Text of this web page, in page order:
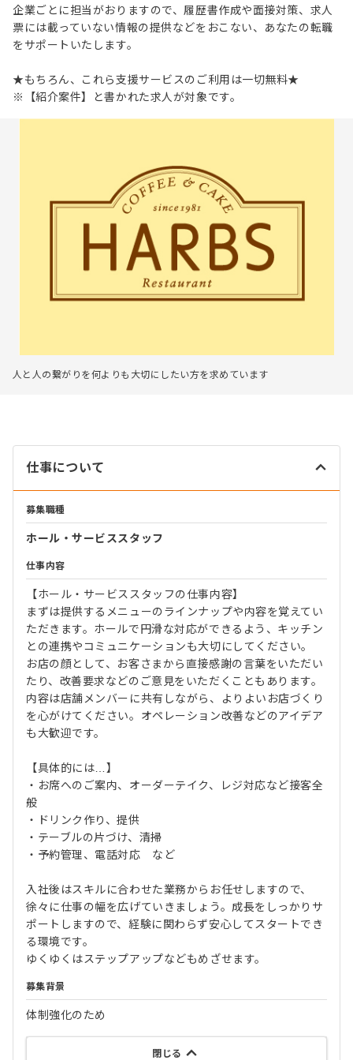
企業ごとに担当がおりますので、履歴書作成や面接対策、求人
票には載っていない情報の提供などをおこない、あなたの転職
をサポートいたします。
★もちろん、これら支援サービスのご利用は一切無料★
※【紹介案件】と書かれた求人が対象です。
人と人の繋がりを何よりも大切にしたい方を求めています
仕事について
募集職種
ホール・サービススタッフ
仕事内容
【ホール・サービススタッフの仕事内容】
まずは提供するメニューのラインナップや内容を覚えてい
ただきます。ホールで円滑な対応ができるよう、キッチン
との連携やコミュニケーションも大切にしてください。
お店の顔として、お客さまから直接感謝の言葉をいただい
たり、改善要求などのご意見をいただくこともあります。
内容は店舗メンバーに共有しながら、よりよいお店づくり
を心がけてください。オペレーション改善などのアイデア
も大歓迎です。
【具体的には…】
・お席へのご案内、オーダーテイク、レジ対応など接客全
般
・ドリンク作り、提供
・テーブルの片づけ、清掃
・予約管理、電話対応 など
入社後はスキルに合わせた業務からお任せしますので、
徐々に仕事の幅を広げていきましょう。成長をしっかりサ
ポートしますので、経験に関わらず安心してスタートでき
る環境です。
ゆくゆくはステップアップなどもめざせます。
募集背景
体制強化のため
閉じる